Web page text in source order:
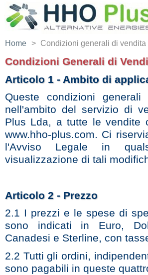
Home > Condizioni generali di vendita
Condizioni Generali di
Articolo 1 - Ambito di
Queste condizioni
nell'ambito del servizio di
Plus Lda, a tutte le vendite
www.hho-plus.com. Ci
l'Avviso Legale in
visualizzazione di tali
Articolo 2 - Prezzo
2.1 I prezzi e le spese di
sono indicati in Euro,
Canadesi e Sterline, con
2.2 Tutti gli ordini,
sono pagabili in queste